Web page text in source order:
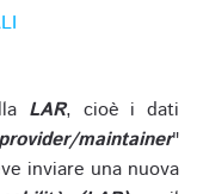
LAR, cioè i dati
maintainer"
inviare una nuova